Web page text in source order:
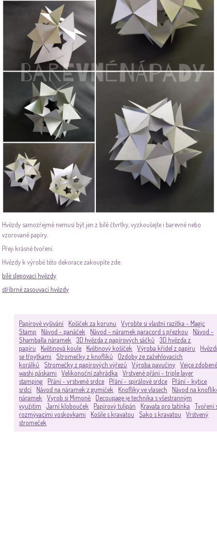
Hvězdy samozřejmě nemusí být jen z bílé čtvrtky, vyzkoušejte i barevné nebo
vzorované papíry.
Přeji krásné tvoření.
Hvězdy k výrobě této dekorace zakoupíte zde:
bílé slepovací hvězdy
stříbrné zasouvací hvězdy
Papírové vyšívání Košíček za korunu
Vyrobte si vlastní razítka - Magic
Stamp
Návod - panáček Návod - náramek paracord s přezkou
Návod -
Shamballa náramek
3D hvězda z papírových sáčků
3D hvězda z
papíru
Květinová koule Květinový košíček Výroba křídel z papíru
se třpytkami
Stromečky z knoflíků
Ozdoby ze zažehlovacích
korálků
Stromečky z papírových výřezů Výroba pavučiny
Vejce
washi páskami
Velikonoční zahrádka
Vrstvené přání - triple layer
stamping
Přání - vrstvené srdce Přání - spirálové srdce
Přání - kytice
srdcí
Návod na náramek z gumiček Knoflíky ve vlasech
Návod na
náramek
Vyrob si Mimoně
Decoupage je technika s všestranným
využitím
Jarní klobouček Papírový tulipán Kravata pro tatínka
Tvoření
rozmývacími voskovkami
Košile s kravatou Sako s kravatou
Vrstvený
stromeček